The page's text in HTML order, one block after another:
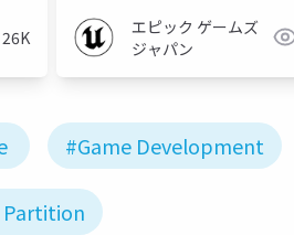
26K
エピック ゲームズ
ジャパン
#Game Development